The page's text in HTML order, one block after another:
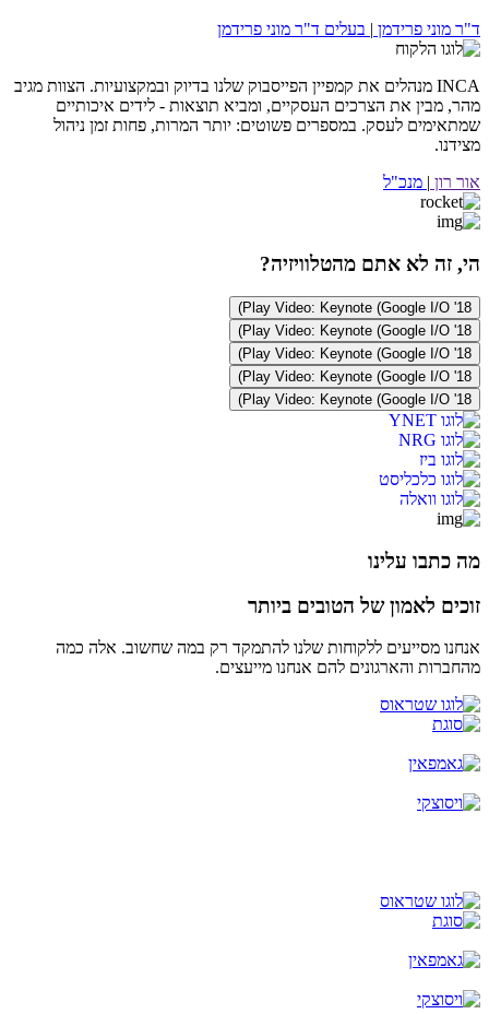
ד"ר מוני פרידמן | בעלים ד"ר מוני פרידמן
INCA מנהלים את קמפיין הפייסבוק שלנו בדיוק ובמקצועיות. הצוות מגיב
מהר, מבין את הצרכים העסקיים, ומביא תוצאות - לידים איכותיים
שמתאימים לעסק. במספרים פשוטים: יותר המרות, פחות זמן ניהול
מצידנו.
אור רון | מנכ"ל
הי, זה לא אתם מהטלוויזיה?
Play Video: Keynote (Google I/O '18)
Play Video: Keynote (Google I/O '18)
Play Video: Keynote (Google I/O '18)
Play Video: Keynote (Google I/O '18)
Play Video: Keynote (Google I/O '18)
מה כתבו עלינו
זוכים לאמון של הטובים ביותר
אנחנו מסייעים ללקוחות שלנו להתמקד רק במה שחשוב. אלה כמה
מהחברות והארגונים להם אנחנו מייעצים.